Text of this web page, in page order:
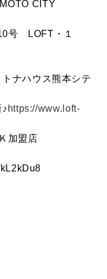
CITY
号 LOFT・１
ナハウス熊本シテ
https://www.loft-
加盟店